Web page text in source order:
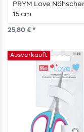
PRYM Love
15 cm
25,80 € *
Ausverkauft